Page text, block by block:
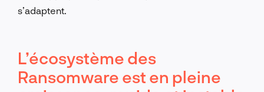
s’adaptent.
L’écosystème des
Ransomware est en pleine